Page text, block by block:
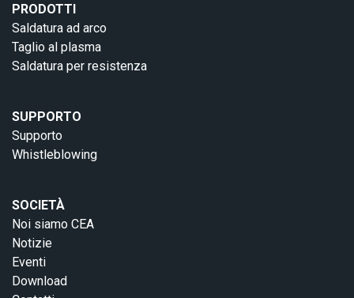
PRODOTTI
Saldatura ad arco
Taglio al plasma
Saldatura per resistenza
SUPPORTO
Supporto
Whistleblowing
SOCIETÀ
Noi siamo CEA
Notizie
Eventi
Download